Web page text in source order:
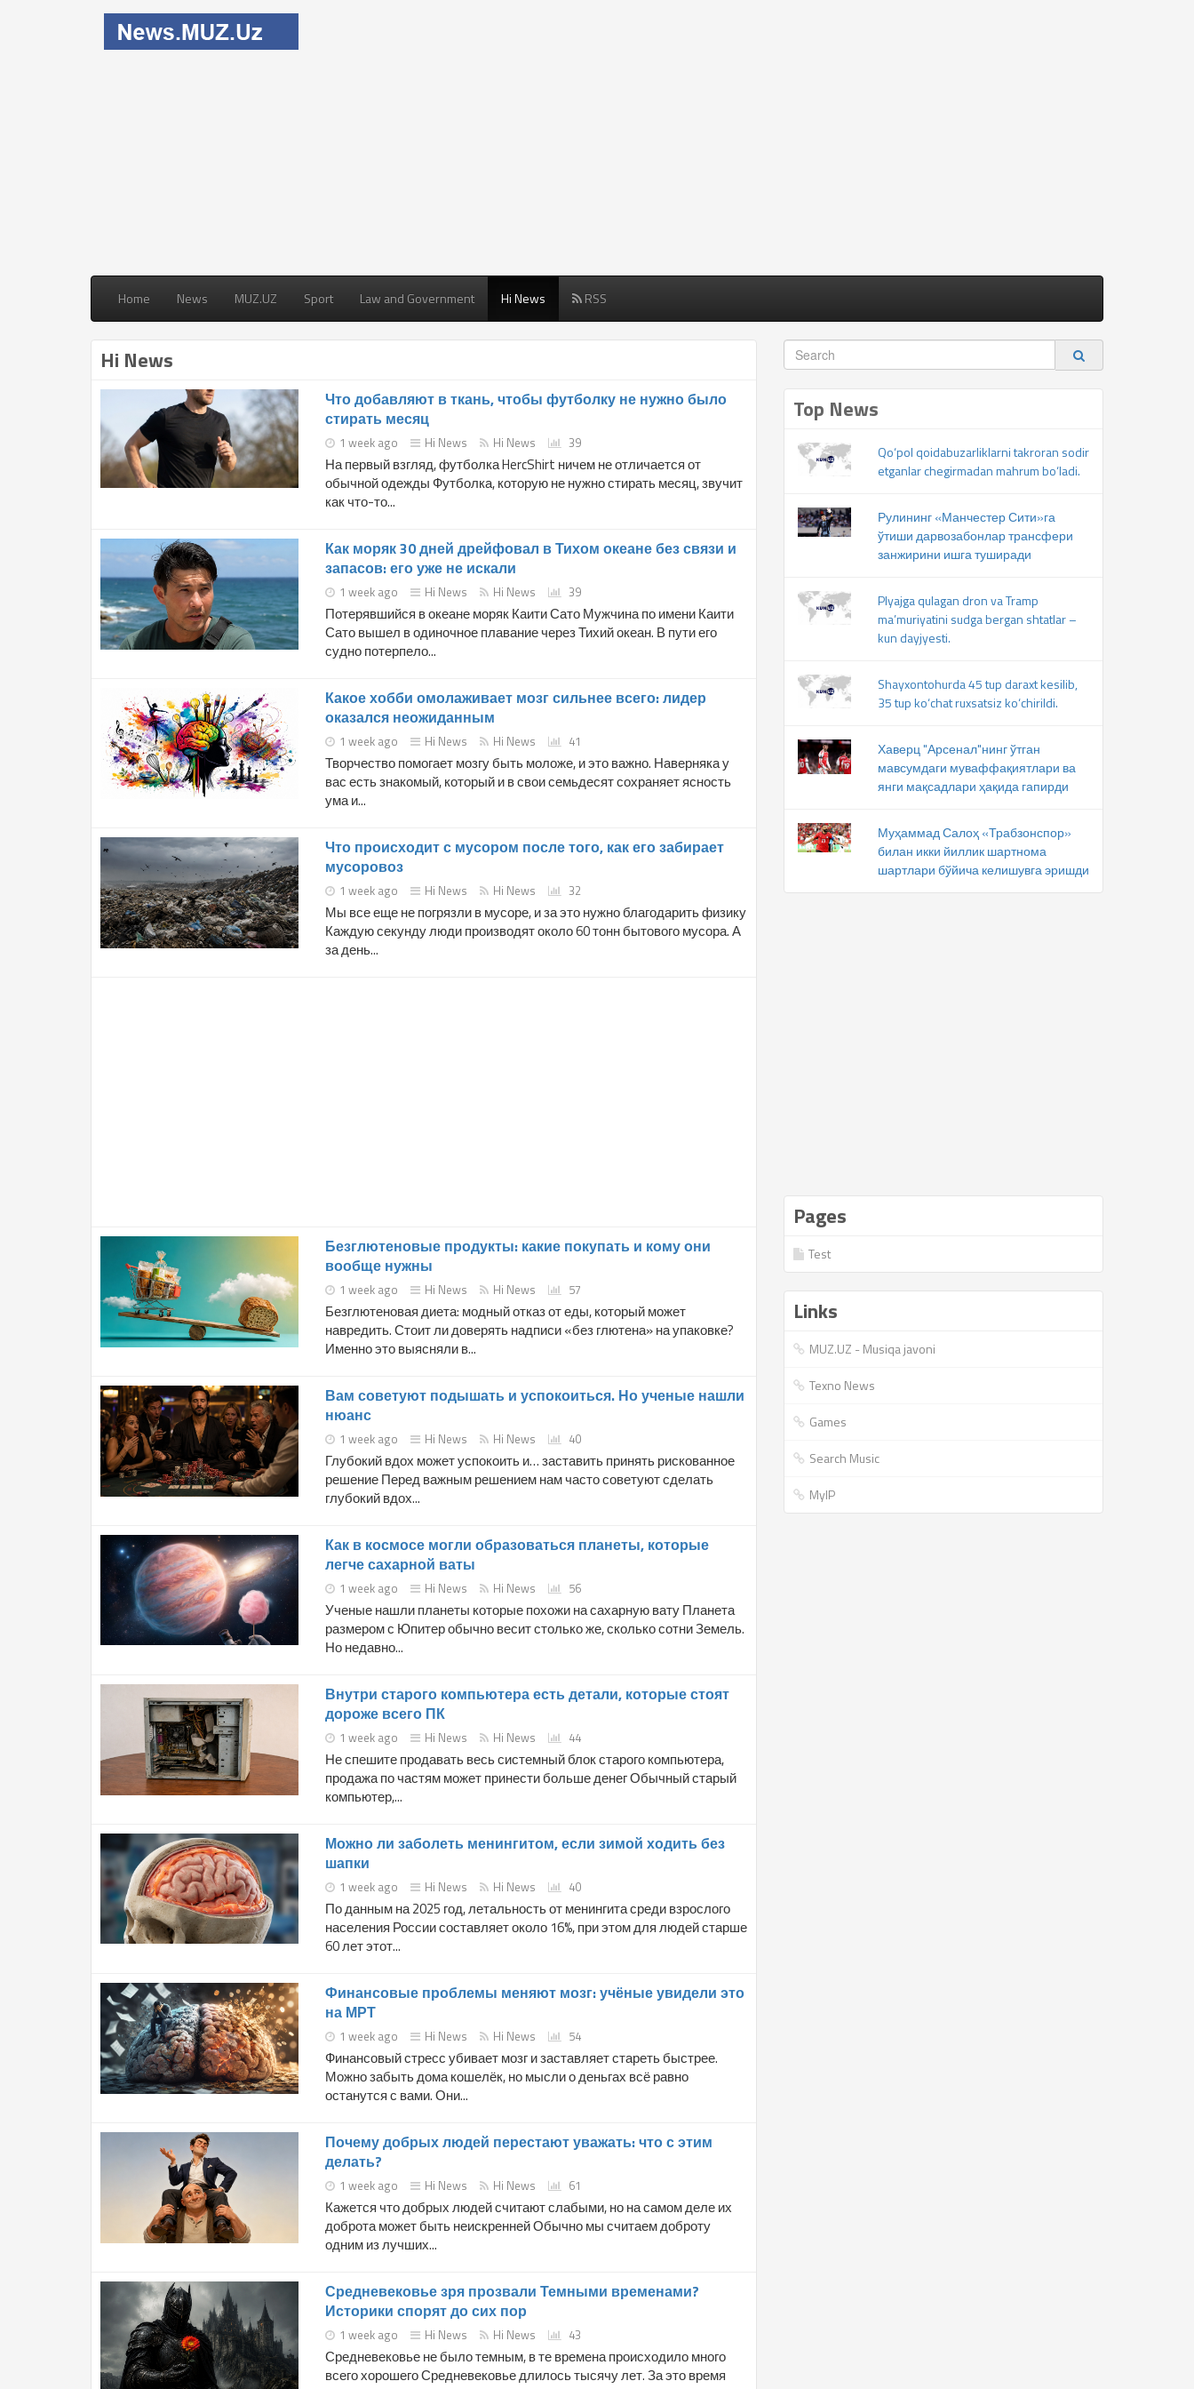
Home News MUZ.UZ Sport Law and Government Hi News RSS
Hi News
Что добавляют в ткань, чтобы футболку не нужно было
стирать месяц
1 week ago Hi News Hi News 39
На первый взгляд, футболка HercShirt ничем не отличается от
обычной одежды Футболка, которую не нужно стирать месяц, звучит
как что-то...
Как моряк 30 дней дрейфовал в Тихом океане без связи и
запасов: его уже не искали
1 week ago Hi News Hi News 39
Потерявшийся в океане моряк Каити Сато Мужчина по имени Каити
Сато вышел в одиночное плавание через Тихий океан. В пути его
судно потерпело...
Какое хобби омолаживает мозг сильнее всего: лидер
оказался неожиданным
1 week ago Hi News Hi News 41
Творчество помогает мозгу быть моложе, и это важно. Наверняка у
вас есть знакомый, который и в свои семьдесят сохраняет ясность
ума и...
Что происходит с мусором после того, как его забирает
мусоровоз
1 week ago Hi News Hi News 32
Мы все еще не погрязли в мусоре, и за это нужно благодарить физику
Каждую секунду люди производят около 60 тонн бытового мусора. А
за день...
Безглютеновые продукты: какие покупать и кому они
вообще нужны
1 week ago Hi News Hi News 57
Безглютеновая диета: модный отказ от еды, который может
навредить. Стоит ли доверять надписи «без глютена» на упаковке?
Именно это выясняли в...
Вам советуют подышать и успокоиться. Но ученые нашли
нюанс
1 week ago Hi News Hi News 40
Глубокий вдох может успокоить и… заставить принять рискованное
решение Перед важным решением нам часто советуют сделать
глубокий вдох...
Как в космосе могли образоваться планеты, которые
легче сахарной ваты
1 week ago Hi News Hi News 56
Ученые нашли планеты которые похожи на сахарную вату Планета
размером с Юпитер обычно весит столько же, сколько сотни Земель.
Но недавно...
Внутри старого компьютера есть детали, которые стоят
дороже всего ПК
1 week ago Hi News Hi News 44
Не спешите продавать весь системный блок старого компьютера,
продажа по частям может принести больше денег Обычный старый
компьютер,...
Можно ли заболеть менингитом, если зимой ходить без
шапки
1 week ago Hi News Hi News 40
По данным на 2025 год, летальность от менингита среди взрослого
населения России составляет около 16%, при этом для людей старше
60 лет этот...
Финансовые проблемы меняют мозг: учёные увидели это
на МРТ
1 week ago Hi News Hi News 54
Финансовый стресс убивает мозг и заставляет стареть быстрее.
Можно забыть дома кошелёк, но мысли о деньгах всё равно
останутся с вами. Они...
Почему добрых людей перестают уважать: что с этим
делать?
1 week ago Hi News Hi News 61
Кажется что добрых людей считают слабыми, но на самом деле их
доброта может быть неискренней Обычно мы считаем доброту
одним из лучших...
Средневековье зря прозвали Темными временами?
Историки спорят до сих пор
1 week ago Hi News Hi News 43
Средневековье не было темным, в те времена происходило много
всего хорошего Средневековье длилось тысячу лет. За это время
Top News
Qo‘pol qoidabuzarliklarni takroran sodir
etganlar chegirmadan mahrum bo‘ladi.
Рулининг «Манчестер Сити»га
ўтиши дарвозабонлар трансфери
занжирини ишга туширади
Plyajga qulagan dron va Tramp
ma’muriyatini sudga bergan shtatlar –
kun dayjyesti.
Shayxontohurda 45 tup daraxt kesilib,
35 tup ko‘chat ruxsatsiz ko‘chirildi.
Хаверц "Арсенал"нинг ўтган
мавсумдаги муваффақиятлари ва
янги мақсадлари ҳақида гапирди
Муҳаммад Салоҳ «Трабзонспор»
билан икки йиллик шартнома
шартлари бўйича келишувга эришди
Pages
Test
Links
MUZ.UZ - Musiqa javoni
Texno News
Games
Search Music
MyIP